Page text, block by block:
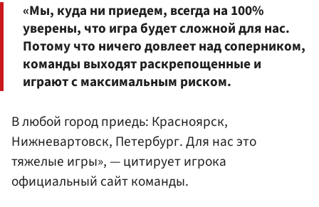
«Мы, куда ни приедем, всегда на 100%
уверены, что игра будет сложной для нас.
Потому что ничего довлеет над соперником,
команды выходят раскрепощенные и
играют с максимальным риском.
В любой город приедь: Красноярск,
Нижневартовск, Петербург. Для нас это
тяжелые игры», — цитирует игрока
официальный сайт команды.